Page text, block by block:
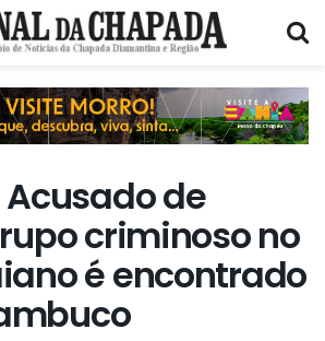
de
criminoso no
é encontrado